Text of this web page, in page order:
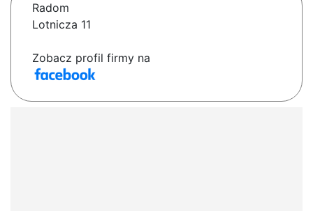
Radom
Lotnicza 11
Zobacz profil firmy na